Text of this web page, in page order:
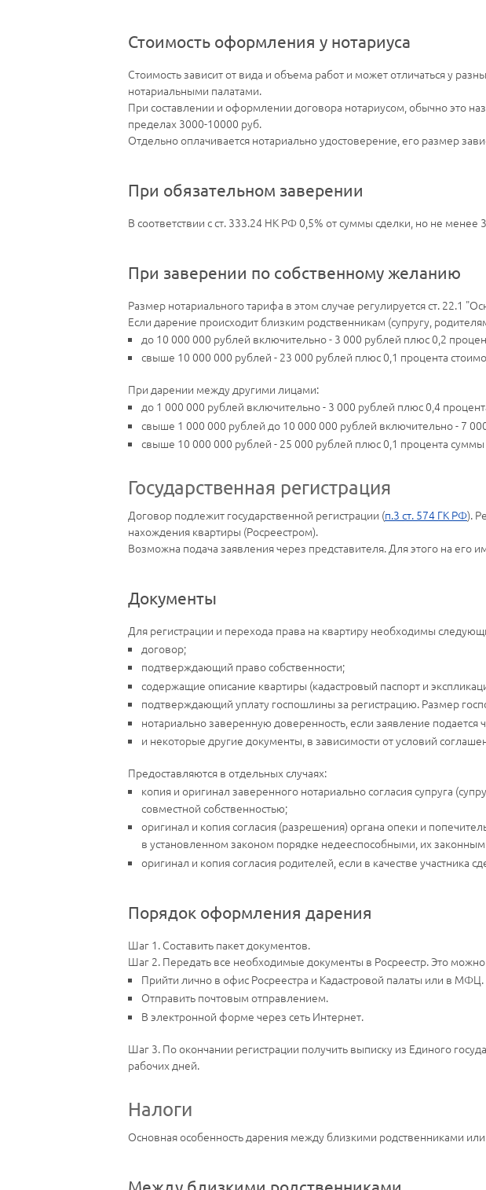
Стоимость оформления у нотариуса
Стоимость зависит от вида и объема работ и может отличаться у
нотариальными палатами.
При составлении и оформлении договора нотариусом, обычно это
пределах 3000-10000 руб.
Отдельно оплачивается нотариально удостоверение, его размер
При обязательном заверении
В соответствии с ст. 333.24 НК РФ 0,5% от суммы сделки, но не
При заверении по собственному желанию
Размер нотариального тарифа в этом случае регулируется ст. 22.1
Если дарение происходит близким родственникам (супругу,
до 10 000 000 рублей включительно - 3 000 рублей плюс 0,2
свыше 10 000 000 рублей - 23 000 рублей плюс 0,1 процента
При дарении между другими лицами:
до 1 000 000 рублей включительно - 3 000 рублей плюс 0,4
свыше 1 000 000 рублей до 10 000 000 рублей включительно - 7
свыше 10 000 000 рублей - 25 000 рублей плюс 0,1 процента
Государственная регистрация
Договор подлежит государственной регистрации (п.3 ст. 574 ГК РФ).
нахождения квартиры (Росреестром).
Возможна подача заявления через представителя. Для этого на его
Документы
Для регистрации и перехода права на квартиру необходимы
договор;
подтверждающий право собственности;
содержащие описание квартиры (кадастровый паспорт и
подтверждающий уплату госпошлины за регистрацию. Размер
нотариально заверенную доверенность, если заявление подается
и некоторые другие документы, в зависимости от условий
Предоставляются в отдельных случаях:
копия и оригинал заверенного нотариально согласия супруга
совместной собственностью;
оригинал и копия согласия (разрешения) органа опеки и
в установленном законом порядке недееспособными, их
оригинал и копия согласия родителей, если в качестве участника
Порядок оформления дарения
Шаг 1. Составить пакет документов.
Шаг 2. Передать все необходимые документы в Росреестр. Это
Прийти лично в офис Росреестра и Кадастровой палаты или в МФЦ.
Отправить почтовым отправлением.
В электронной форме через сеть Интернет.
Шаг 3. По окончании регистрации получить выписку из Единого
рабочих дней.
Налоги
Основная особенность дарения между близкими родственниками
Между близкими родственниками